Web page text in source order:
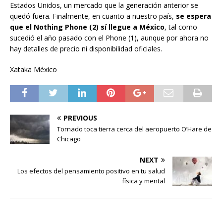
Estados Unidos, un mercado que la generación anterior se
quedó fuera. Finalmente, en cuanto a nuestro país, se espera
que el Nothing Phone (2) sí llegue a México, tal como
sucedió el año pasado con el Phone (1), aunque por ahora no
hay detalles de precio ni disponibilidad oficiales.
Xataka México
PREVIOUS
Tornado toca tierra cerca del aeropuerto O’Hare de
Chicago
NEXT
Los efectos del pensamiento positivo en tu salud
física y mental